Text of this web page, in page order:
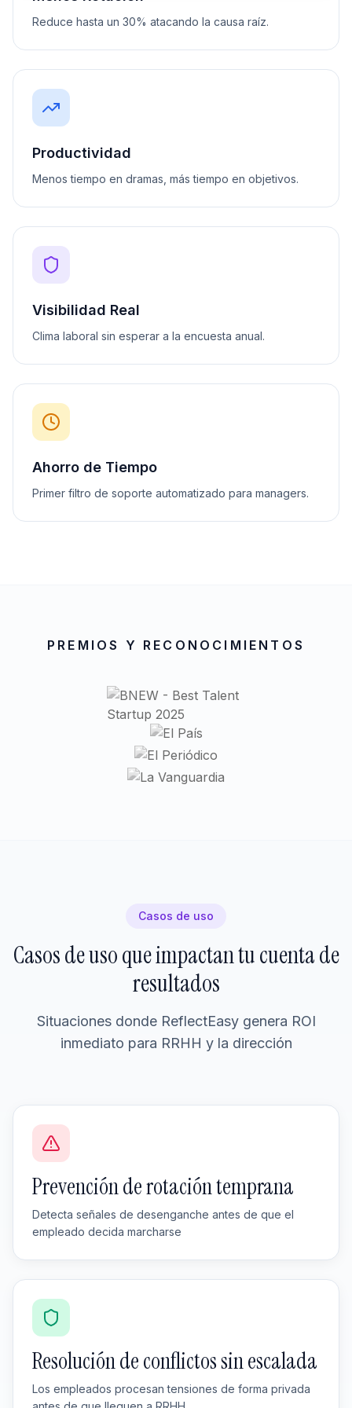
Reduce hasta un 30% atacando la causa raíz.
Productividad
Menos tiempo en dramas, más tiempo en objetivos.
Visibilidad Real
Clima laboral sin esperar a la encuesta anual.
Ahorro de Tiempo
Primer filtro de soporte automatizado para managers.
PREMIOS Y RECONOCIMIENTOS
Casos de uso
Casos de uso que impactan tu cuenta de
resultados
Situaciones donde ReflectEasy genera ROI
inmediato para RRHH y la dirección
Prevención de rotación temprana
Detecta señales de desenganche antes de que el
empleado decida marcharse
Resolución de conflictos sin escalada
Los empleados procesan tensiones de forma privada